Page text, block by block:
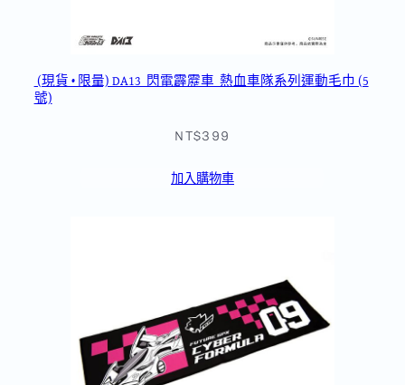
(現貨 • 限量) DA13_閃電霹靂車_熱血車隊系列運動毛巾 (5
號)
NT$399
加入購物車